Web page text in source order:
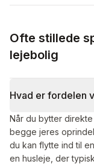
Ofte stillede
lejebolig
Hvad er fordelen
Når du bytter
begge jeres
du kan flytte ind til
en husleje, der